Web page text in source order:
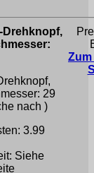
Drehknopf,
29
nach )
3.99
Siehe
Zum